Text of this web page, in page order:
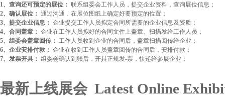
1、查询还可预定的展位： 联系组委会工作人员，提交企业资料，查询展位信息；
2、确认展位： 通过沟通，在展位图纸上确定好要预定的位置；
3、提交企业信息： 企业提交工作人员拟定合同所需要的企业信息及资质；
4、合同盖章： 企业在工作人员拟好的合同文件上盖章、扫描发给工作人员；
5、组委会盖章回传： 工作人员收到企业的合同后，盖章扫描回传给企业；
6、企业安排付款： 企业在收到工作人员盖章回传的合同后，安排付款；
7、发票开具： 组委会确认到账后，开具正规发-票，快递给参展企业；
最新上线展会 Latest Online